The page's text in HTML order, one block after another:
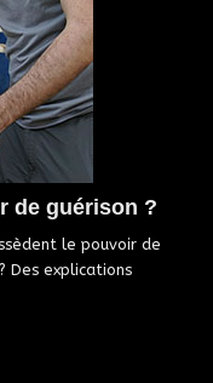
de guérison ?
le pouvoir de
Des explications